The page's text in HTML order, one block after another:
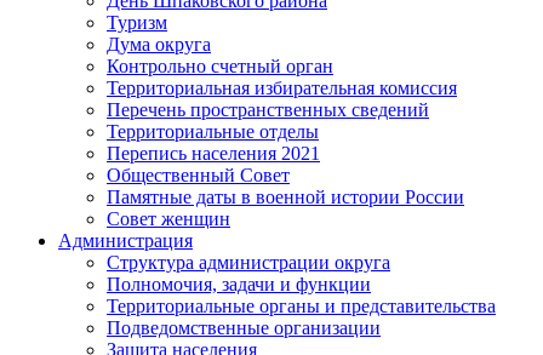
Туризм
Дума округа
Контрольно счетный орган
Территориальная избирательная комиссия
Перечень пространственных сведений
Территориальные отделы
Перепись населения 2021
Общественный Совет
Памятные даты в военной истории России
Совет женщин
Администрация
Структура администрации округа
Полномочия, задачи и функции
Территориальные органы и представительства
Подведомственные организации
Защита населения